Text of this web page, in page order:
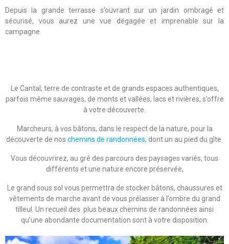
Depuis la grande terrasse s’ouvrant sur un jardin ombragé et
sécurisé, vous aurez une vue dégagée et imprenable sur la
campagne.
Le Cantal; terre de contraste et de grands espaces authentiques,
parfois même sauvages, de monts et vallées, lacs et rivières, s’offre
à votre découverte.
Marcheurs, à vos bâtons, dans le respect de la nature, pour la
découverte de nos chemins de randonnées, dont un au pied du gîte.
Vous découvrirez, au gré des parcours des paysages variés, tous
différents et une nature encore préservée,
Le grand sous sol vous permettra de stocker bâtons, chaussures et
vêtements de marche avant de vous prélasser à l’ombre du grand
tilleul. Un recueil des plus beaux chemins de randonnées ainsi
qu’une abondante documentation sont à votre disposition.